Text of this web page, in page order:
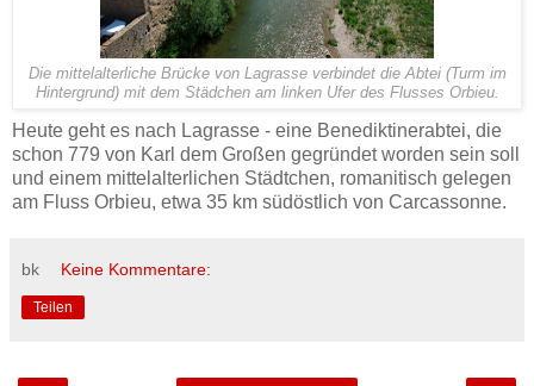
Die mittelalterliche Brücke von Lagrasse verbindet die Abtei (Turm im
Hintergrund) mit dem Städchen am linken Ufer des Flusses Orbieu.
Heute geht es nach Lagrasse - eine Benediktinerabtei, die
schon 779 von Karl dem Großen gegründet worden sein soll
und einem mittelalterlichen Städtchen, romanitisch gelegen
am Fluss Orbieu, etwa 35 km südöstlich von Carcassonne.
bk Keine Kommentare:
Teilen